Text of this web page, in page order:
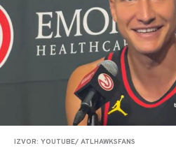
IZVOR: YOUTUBE/ ATLHAWKSFANS